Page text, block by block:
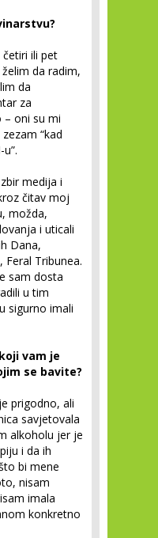
ili pet
da radim,
da
za
– oni su mi
“kad
medija i
čitav moj
možda,
i uticali
Dana,
Feral Tribunea.
sam dosta
u tim
sigurno imali
vam je
se bavite?
prigodno, ali
savjetovala
alkoholu jer je
i da ih
bi mene
nisam
imala
konkretno